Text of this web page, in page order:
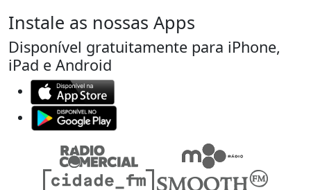
Instale as nossas Apps
Disponível gratuitamente para iPhone,
iPad e Android